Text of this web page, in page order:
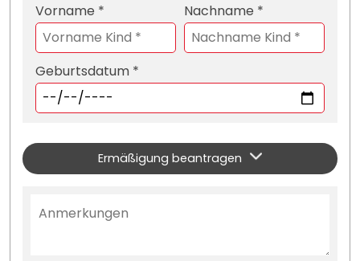
Vorname * Nachname *
Geburtsdatum *
Ermäßigung beantragen